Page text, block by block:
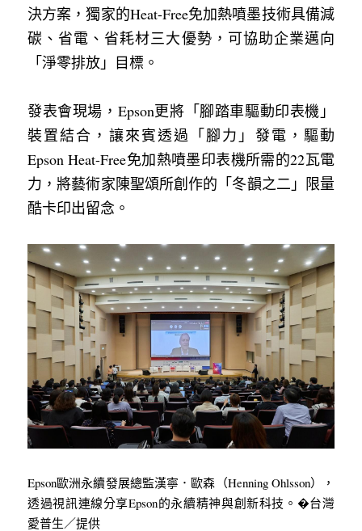
決方案，獨家的Heat-Free免加熱噴墨技術具備減
碳、省電、省耗材三大優勢，可協助企業邁向
「淨零排放」目標。
發表會現場，Epson更將「腳踏車驅動印表機」
裝置結合，讓來賓透過「腳力」發電，驅動
Epson Heat-Free免加熱噴墨印表機所需的22瓦電
力，將藝術家陳聖頌所創作的「冬韻之二」限量
酷卡印出留念。
Epson歐洲永續發展總監漢寧．歐森（Henning Ohlsson），
透過視訊連線分享Epson的永續精神與創新科技。�台灣
愛普生／提供